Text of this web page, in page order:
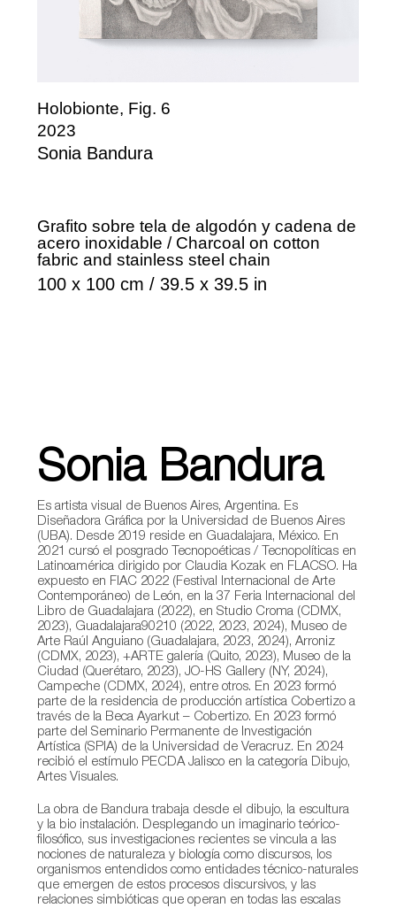
Holobionte, Fig. 6
2023
Sonia Bandura
Grafito sobre tela de algodón y cadena de
acero inoxidable / Charcoal on cotton
fabric and stainless steel chain
100 x 100 cm / 39.5 x 39.5 in
Sonia Bandura
Es artista visual de Buenos Aires, Argentina. Es
Diseñadora Gráfica por la Universidad de Buenos Aires
(UBA). Desde 2019 reside en Guadalajara, México. En
2021 cursó el posgrado Tecnopoéticas / Tecnopolíticas en
Latinoamérica dirigido por Claudia Kozak en FLACSO. Ha
expuesto en FIAC 2022 (Festival Internacional de Arte
Contemporáneo) de León, en la 37 Feria Internacional del
Libro de Guadalajara (2022), en Studio Croma (CDMX,
2023), Guadalajara90210 (2022, 2023, 2024), Museo de
Arte Raúl Anguiano (Guadalajara, 2023, 2024), Arroniz
(CDMX, 2023), +ARTE galería (Quito, 2023), Museo de la
Ciudad (Querétaro, 2023), JO-HS Gallery (NY, 2024),
Campeche (CDMX, 2024), entre otros. En 2023 formó
parte de la residencia de producción artística Cobertizo a
través de la Beca Ayarkut – Cobertizo. En 2023 formó
parte del Seminario Permanente de Investigación
Artística (SPIA) de la Universidad de Veracruz. En 2024
recibió el estímulo PECDA Jalisco en la categoría Dibujo,
Artes Visuales.
La obra de Bandura trabaja desde el dibujo, la escultura
y la bio instalación. Desplegando un imaginario teórico-
filosófico, sus investigaciones recientes se vincula a las
nociones de naturaleza y biología como discursos, los
organismos entendidos como entidades técnico-naturales
que emergen de estos procesos discursivos, y las
relaciones simbióticas que operan en todas las escalas